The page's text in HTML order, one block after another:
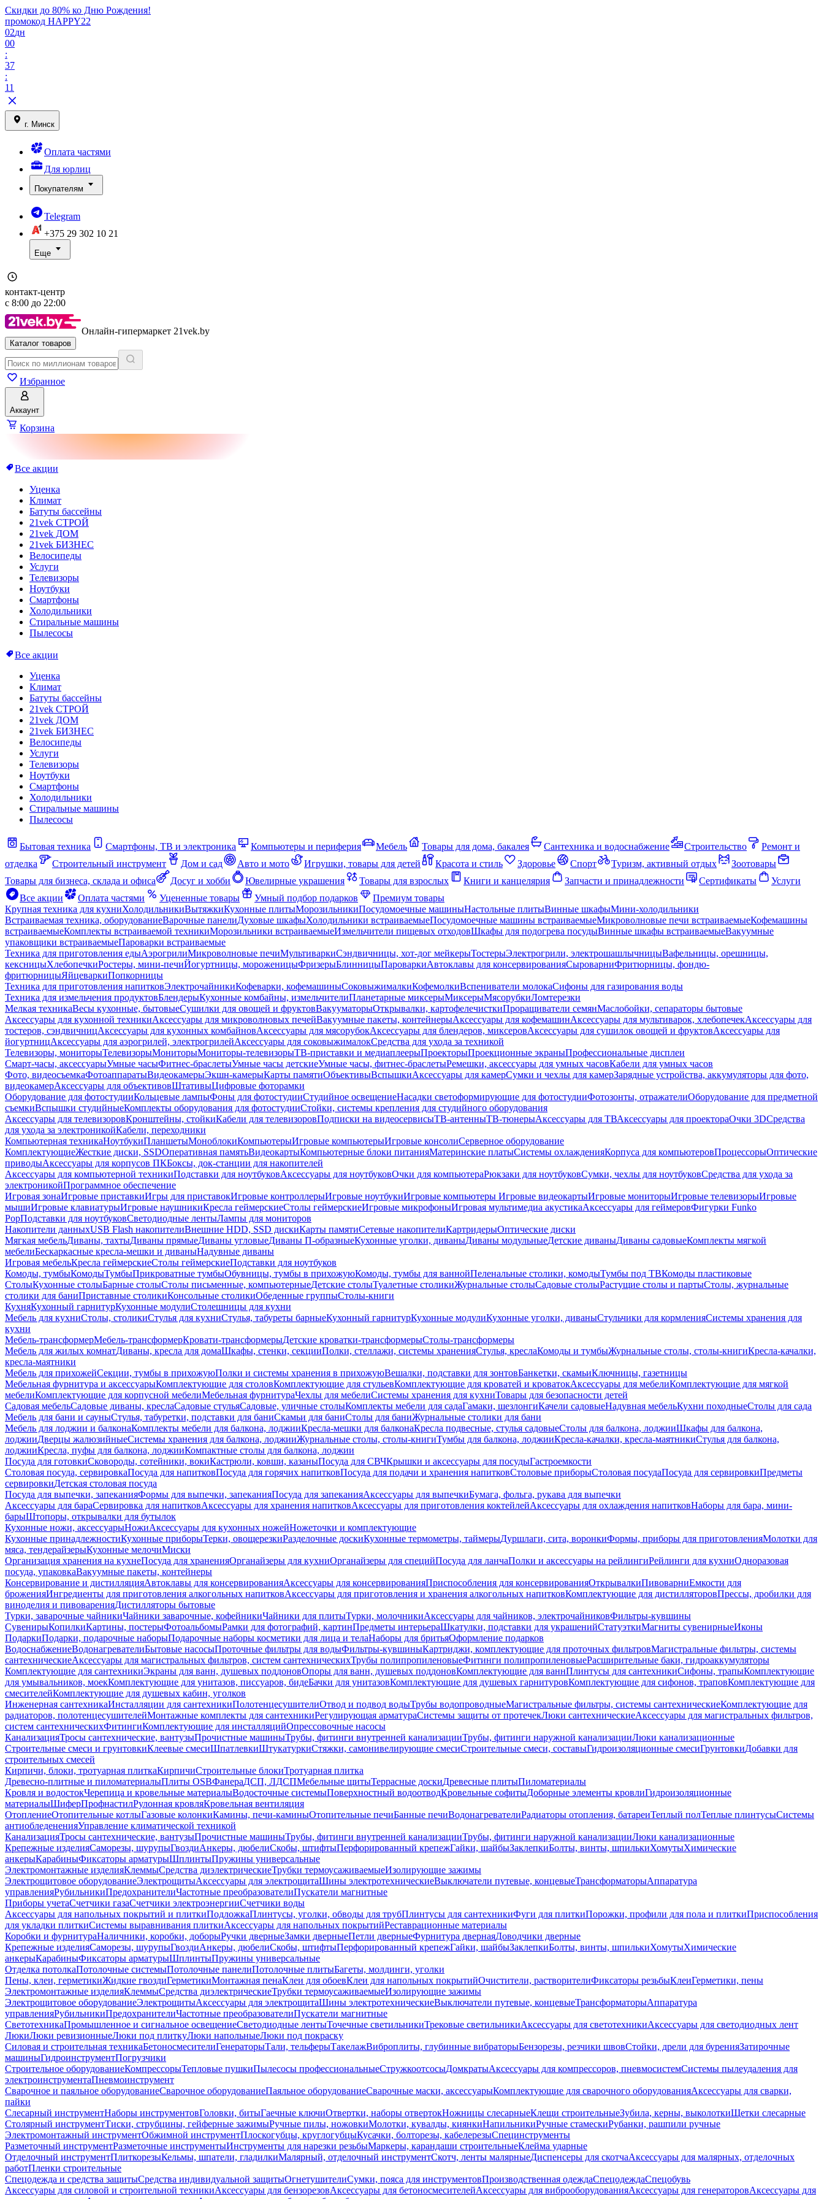
Скидки до 80% ко Дню Рождения!
промокод HAPPY22
02дн
00
:
37
:
11
г. Минск
Оплата частями
Для юрлиц
Покупателям
Telegram
+375 29 302 10 21
Еще
контакт-центр
с 8:00 до 22:00
Онлайн-гипермаркет 21vek.by
Каталог товаров
Избранное
Аккаунт
Корзина
Все акции
Уценка
Климат
Батуты бассейны
21vek СТРОЙ
21vek ДОМ
21vek БИЗНЕС
Велосипеды
Услуги
Телевизоры
Ноутбуки
Смартфоны
Холодильники
Стиральные машины
Пылесосы
Все акции
Уценка
Климат
Батуты бассейны
21vek СТРОЙ
21vek ДОМ
21vek БИЗНЕС
Велосипеды
Услуги
Телевизоры
Ноутбуки
Смартфоны
Холодильники
Стиральные машины
Пылесосы
Бытовая техника Смартфоны, ТВ и электроника Компьютеры и периферия Мебель Товары для дома, бакалея Сантехника и водоснабжение Строительство
Ремонт и
отделка
Строительный инструмент Дом и сад Авто и мото Игрушки, товары для детей Красота и стиль Здоровье Спорт Туризм, активный отдых
Зоотовары
Товары для бизнеса, склада и офиса
Досуг и хобби Ювелирные украшения Товары для взрослых Книги и канцелярия Запчасти и принадлежности Сертификаты
Услуги
Все акции
Оплата частями Уцененные товары Умный подбор подарков
Премиум товары
Крупная техника для кухниХолодильникиВытяжкиКухонные плитыМорозильникиПосудомоечные машиныНастольные плитыВинные шкафыМини-холодильники
Встраиваемая техника, оборудованиеВарочные панелиДуховые шкафыХолодильники встраиваемыеПосудомоечные машины встраиваемыеМикроволновые печи встраиваемыеКофемашины
встраиваемыеКомплекты встраиваемой техникиМорозильники встраиваемыеИзмельчители пищевых отходовШкафы для подогрева посудыВинные шкафы встраиваемыеВакуумные
упаковщики встраиваемыеПароварки встраиваемые
Техника для приготовления едыАэрогрилиМикроволновые печиМультиваркиСэндвичницы, хот-дог мейкерыТостерыЭлектрогрили, электрошашлычницыВафельницы, орешницы,
кексницыХлебопечкиРостеры, мини-печиЙогуртницы, мороженицыФризерыБлинницыПароваркиАвтоклавы для консервированияСыроварниФритюрницы, фондю-
фритюрницыЯйцеваркиПопкорницы
Техника для приготовления напитковЭлектрочайникиКофеварки, кофемашиныСоковыжималкиКофемолкиВспениватели молокаСифоны для газирования воды
Техника для измельчения продуктовБлендерыКухонные комбайны, измельчителиПланетарные миксерыМиксерыМясорубкиЛомтерезки
Мелкая техникаВесы кухонные, бытовыеСушилки для овощей и фруктовВакууматорыОткрывалки, картофелечисткиПроращиватели семянМаслобойки, сепараторы бытовые
Аксессуары для кухонной техникиАксессуары для микроволновых печейВакуумные пакеты, контейнерыАксессуары для кофемашинАксессуары для мультиварок, хлебопечекАксессуары для
тостеров, сэндвичницАксессуары для кухонных комбайновАксессуары для мясорубокАксессуары для блендеров, миксеровАксессуары для сушилок овощей и фруктовАксессуары для
йогуртницАксессуары для аэрогрилей, электрогрилейАксессуары для соковыжималокСредства для ухода за техникой
Телевизоры, мониторыТелевизорыМониторыМониторы-телевизорыТВ-приставки и медиаплеерыПроекторыПроекционные экраныПрофессиональные дисплеи
Смарт-часы, аксессуарыУмные часыФитнес-браслетыУмные часы детскиеУмные часы, фитнес-браслетыРемешки, аксессуары для умных часовКабели для умных часов
Фото, видеосъемкаФотоаппаратыВидеокамерыЭкшн-камерыКарты памятиОбъективыВспышкиАксессуары для камерСумки и чехлы для камерЗарядные устройства, аккумуляторы для фото,
видеокамерАксессуары для объективовШтативыЦифровые фоторамки
Оборудование для фотостудииКольцевые лампыФоны для фотостудииСтудийное освещениеНасадки светоформирующие для фотостудииФотозонты, отражателиОборудование для предметной
съемкиВспышки студийныеКомплекты оборудования для фотостудииСтойки, системы крепления для студийного оборудования
Аксессуары для телевизоровКронштейны, стойкиКабели для телевизоровПодписки на видеосервисыТВ-антенныТВ-тюнерыАксессуары для ТВАксессуары для проектораОчки 3DСредства
для ухода за электроникойКабели, переходники
Компьютерная техникаНоутбукиПланшетыМоноблокиКомпьютерыИгровые компьютерыИгровые консолиСерверное оборудование
КомплектующиеЖесткие диски, SSDОперативная памятьВидеокартыКомпьютерные блоки питанияМатеринские платыСистемы охлажденияКорпуса для компьютеровПроцессорыОптические
приводыАксессуары для корпусов ПКБоксы, док-станции для накопителей
Аксессуары для компьютерной техникиПодставки для ноутбуковАксессуары для ноутбуковОчки для компьютераРюкзаки для ноутбуковСумки, чехлы для ноутбуковСредства для ухода за
электроникойПрограммное обеспечение
Игровая зонаИгровые приставкиИгры для приставокИгровые контроллерыИгровые ноутбукиИгровые компьютеры Игровые видеокартыИгровые мониторыИгровые телевизорыИгровые
мышиИгровые клавиатурыИгровые наушникиКресла геймерскиеСтолы геймерскиеИгровые микрофоныИгровая мультимедиа акустикаАксессуары для геймеровФигурки Funko
PopПодставки для ноутбуковСветодиодные лентыЛампы для мониторов
Накопители данныхUSB Flash накопителиВнешние HDD, SSD дискиКарты памятиСетевые накопителиКартридерыОптические диски
Мягкая мебельДиваны, тахтыДиваны прямыеДиваны угловыеДиваны П-образныеКухонные уголки, диваныДиваны модульныеДетские диваныДиваны садовыеКомплекты мягкой
мебелиБескаркасные кресла-мешки и диваныНадувные диваны
Игровая мебельКресла геймерскиеСтолы геймерскиеПодставки для ноутбуков
Комоды, тумбыКомодыТумбыПрикроватные тумбыОбувницы, тумбы в прихожуюКомоды, тумбы для ваннойПеленальные столики, комодыТумбы под ТВКомоды пластиковые
СтолыКухонные столыБарные столыСтолы письменные, компьютерныеДетские столыТуалетные столикиЖурнальные столыСадовые столыРастущие столы и партыСтолы, журнальные
столики для баниПриставные столикиКонсольные столикиОбеденные группыСтолы-книги
КухняКухонный гарнитурКухонные модулиСтолешницы для кухни
Мебель для кухниСтолы, столикиСтулья для кухниСтулья, табуреты барныеКухонный гарнитурКухонные модулиКухонные уголки, диваныСтульчики для кормленияСистемы хранения для
кухни
Мебель-трансформерМебель-трансформерКровати-трансформерыДетские кроватки-трансформерыСтолы-трансформеры
Мебель для жилых комнатДиваны, кресла для домаШкафы, стенки, секцииПолки, стеллажи, системы храненияСтулья, креслаКомоды и тумбыЖурнальные столы, столы-книгиКресла-качалки,
кресла-маятники
Мебель для прихожейСекции, тумбы в прихожуюПолки и системы хранения в прихожуюВешалки, подставки для зонтовБанкетки, скамьиКлючницы, газетницы
Мебельная фурнитура и аксессуарыКомплектующие для столовКомплектующие для стульевКомплектующие для кроватей и кроватокАксессуары для мебелиКомплектующие для мягкой
мебелиКомплектующие для корпусной мебелиМебельная фурнитураЧехлы для мебелиСистемы хранения для кухниТовары для безопасности детей
Садовая мебельСадовые диваны, креслаСадовые стульяСадовые, уличные столыКомплекты мебели для садаГамаки, шезлонгиКачели садовыеНадувная мебельКухни походныеСтолы для сада
Мебель для бани и сауныСтулья, табуретки, подставки для баниСкамьи для баниСтолы для баниЖурнальные столики для бани
Мебель для лоджии и балконаКомплекты мебели для балкона, лоджииКресла-мешки для балконаКресла подвесные, стулья садовыеСтолы для балкона, лоджииШкафы для балкона,
лоджииДверцы жалюзийныеСистемы хранения для балкона, лоджииЖурнальные столы, столы-книгиТумбы для балкона, лоджииКресла-качалки, кресла-маятникиСтулья для балкона,
лоджииКресла, пуфы для балкона, лоджииКомпактные столы для балкона, лоджии
Посуда для готовкиСковороды, сотейники, вокиКастрюли, ковши, казаныПосуда для СВЧКрышки и аксессуары для посудыГастроемкости
Столовая посуда, сервировкаПосуда для напитковПосуда для горячих напитковПосуда для подачи и хранения напитковСтоловые приборыСтоловая посудаПосуда для сервировкиПредметы
сервировкиДетская столовая посуда
Посуда для выпечки, запеканияФормы для выпечки, запеканияПосуда для запеканияАксессуары для выпечкиБумага, фольга, рукава для выпечки
Аксессуары для бараСервировка для напитковАксессуары для хранения напитковАксессуары для приготовления коктейлейАксессуары для охлаждения напитковНаборы для бара, мини-
барыШтопоры, открывалки для бутылок
Кухонные ножи, аксессуарыНожиАксессуары для кухонных ножейНожеточки и комплектующие
Кухонные принадлежностиКухонные приборыТерки, овощерезкиРазделочные доскиКухонные термометры, таймерыДуршлаги, сита, воронкиФормы, приборы для приготовленияМолотки для
мяса, тендерайзерыКухонные мелочиМиски
Организация хранения на кухнеПосуда для храненияОрганайзеры для кухниОрганайзеры для специйПосуда для ланчаПолки и аксессуары на рейлингиРейлинги для кухниОдноразовая
посуда, упаковкаВакуумные пакеты, контейнеры
Консервирование и дистилляцияАвтоклавы для консервированияАксессуары для консервированияПриспособления для консервированияОткрывалкиПивоварниЕмкости для
броженияИнгредиенты для приготовления алкогольных напитковАксессуары для приготовления и хранения алкогольных напитковКомплектующие для дистилляторовПрессы, дробилки для
виноделия и пивоваренияДистилляторы бытовые
Турки, заварочные чайникиЧайники заварочные, кофейникиЧайники для плитыТурки, молочникиАксессуары для чайников, электрочайниковФильтры-кувшины
СувенирыКопилкиКартины, постерыФотоальбомыРамки для фотографий, картинПредметы интерьераШкатулки, подставки для украшенийСтатуэткиМагниты сувенирныеИконы
ПодаркиПодарки, подарочные наборыПодарочные наборы косметики для лица и телаНаборы для бритьяОформление подарков
ВодоснабжениеВодонагревателиБытовые насосыПроточные фильтры для водыФильтры-кувшиныКартриджи, комплектующие для проточных фильтровМагистральные фильтры, системы
сантехническиеАксессуары для магистральных фильтров, систем сантехническихТрубы полипропиленовыеФитинги полипропиленовыеРасширительные баки, гидроаккумуляторы
Комплектующие для сантехникиЭкраны для ванн, душевых поддоновОпоры для ванн, душевых поддоновКомплектующие для ваннПлинтусы для сантехникиСифоны, трапыКомплектующие
для умывальников, моекКомплектующие для унитазов, писсуаров, бидеБачки для унитазовКомплектующие для душевых гарнитуровКомплектующие для сифонов, траповКомплектующие для
смесителейКомплектующие для душевых кабин, уголков
Инженерная сантехникаИнсталляции для сантехникиПолотенцесушителиОтвод и подвод водыТрубы водопроводныеМагистральные фильтры, системы сантехническиеКомплектующие для
радиаторов, полотенцесушителейМонтажные комплекты для сантехникиРегулирующая арматураСистемы защиты от протечекЛюки сантехническиеАксессуары для магистральных фильтров,
систем сантехническихФитингиКомплектующие для инсталляцийОпрессовочные насосы
КанализацияТросы сантехнические, вантузыПрочистные машиныТрубы, фитинги внутренней канализацииТрубы, фитинги наружной канализацииЛюки канализационные
Строительные смеси и грунтовкиКлеевые смесиШпатлевкиШтукатуркиСтяжки, самонивелирующие смесиСтроительные смеси, составыГидроизоляционные смесиГрунтовкиДобавки для
строительных смесей
Кирпичи, блоки, тротуарная плиткаКирпичиСтроительные блокиТротуарная плитка
Древесно-плитные и пиломатериалыПлиты OSBФанераДСП, ЛДСПМебельные щитыТеррасные доскиДревесные плитыПиломатериалы
Кровля и водостокЧерепица и кровельные материалыВодосточные системыПоверхностный водоотводКровельные софитыДоборные элементы кровлиГидроизоляционные
материалыШиферПрофнастилРулонная кровляКровельная вентиляция
ОтоплениеОтопительные котлыГазовые колонкиКамины, печи-каминыОтопительные печиБанные печиВодонагревателиРадиаторы отопления, батареиТеплый полТеплые плинтусыСистемы
антиобледененияУправление климатической техникой
КанализацияТросы сантехнические, вантузыПрочистные машиныТрубы, фитинги внутренней канализацииТрубы, фитинги наружной канализацииЛюки канализационные
Крепежные изделияСаморезы, шурупыГвоздиАнкеры, дюбелиСкобы, штифтыПерфорированный крепежГайки, шайбыЗаклепкиБолты, винты, шпилькиХомутыХимические
анкерыКарабиныФиксаторы арматурыШплинтыПружины универсальные
Электромонтажные изделияКлеммыСредства диэлектрическиеТрубки термоусаживаемыеИзолирующие зажимы
Электрощитовое оборудованиеЭлектрощитыАксессуары для электрощитаШины электротехническиеВыключатели путевые, концевыеТрансформаторыАппаратура
управленияРубильникиПредохранителиЧастотные преобразователиПускатели магнитные
Приборы учетаСчетчики газаСчетчики электроэнергииСчетчики воды
Аксессуары для напольных покрытий и плиткиПодложкаПлинтусы, уголки, обводы для трубПлинтусы для сантехникиФуги для плиткиПорожки, профили для пола и плиткиПриспособления
для укладки плиткиСистемы выравнивания плиткиАксессуары для напольных покрытийРеставрационные материалы
Коробки и фурнитураНаличники, коробки, доборыРучки дверныеЗамки дверныеПетли дверныеФурнитура двернаяДоводчики дверные
Крепежные изделияСаморезы, шурупыГвоздиАнкеры, дюбелиСкобы, штифтыПерфорированный крепежГайки, шайбыЗаклепкиБолты, винты, шпилькиХомутыХимические
анкерыКарабиныФиксаторы арматурыШплинтыПружины универсальные
Отделка потолкаПотолочные системыПотолочные панелиПотолочные плитыБагеты, молдинги, уголки
Пены, клеи, герметикиЖидкие гвоздиГерметикиМонтажная пенаКлеи для обоевКлеи для напольных покрытийОчистители, растворителиФиксаторы резьбыКлеиГерметики, пены
Электромонтажные изделияКлеммыСредства диэлектрическиеТрубки термоусаживаемыеИзолирующие зажимы
Электрощитовое оборудованиеЭлектрощитыАксессуары для электрощитаШины электротехническиеВыключатели путевые, концевыеТрансформаторыАппаратура
управленияРубильникиПредохранителиЧастотные преобразователиПускатели магнитные
СветотехникаПромышленное и сигнальное освещениеСветодиодные лентыТочечные светильникиТрековые светильникиАксессуары для светотехникиАксессуары для светодиодных лент
ЛюкиЛюки ревизионныеЛюки под плиткуЛюки напольныеЛюки под покраску
Силовая и строительная техникаБетоносмесителиГенераторыТали, тельферыТакелажВиброплиты, глубинные вибраторыБензорезы, резчики швовСтойки, дрели для буренияЗатирочные
машиныГидроинструментПогрузчики
Строительное оборудованиеКомпрессорыТепловые пушкиПылесосы профессиональныеСтружкоотсосыДомкратыАксессуары для компрессоров, пневмосистемСистемы пылеудаления для
электроинструментаПневмоинструмент
Сварочное и паяльное оборудованиеСварочное оборудованиеПаяльное оборудованиеСварочные маски, аксессуарыКомплектующие для сварочного оборудованияАксессуары для сварки,
пайки
Слесарный инструментНаборы инструментовГоловки, битыГаечные ключиОтвертки, наборы отвертокНожницы слесарныеКлещи строительныеЗубила, керны, выколоткиЩетки слесарные
Столярный инструментТиски, струбцины, гейферные зажимыРучные пилы, ножовкиМолотки, кувалды, киянкиНапильникиРучные стамескиРубанки, рашпили ручные
Электромонтажный инструментОбжимной инструментПлоскогубцы, круглогубцыКусачки, болторезы, кабелерезыСпецинструменты
Разметочный инструментРазметочные инструментыИнструменты для нарезки резьбыМаркеры, карандаши строительныеКлейма ударные
Отделочный инструментПлиткорезыКельмы, шпатели, гладилкиМалярный, отделочный инструментСкотч, ленты малярныеДиспенсеры для скотчаАксессуары для малярных, отделочных
работПленки строительные
Спецодежда и средства защитыСредства индивидуальной защитыОгнетушителиСумки, пояса для инструментовПроизводственная одеждаСпецодеждаСпецобувь
Аксессуары для силовой и строительной техникиАксессуары для бензорезовАксессуары для бетоносмесителейАксессуары для виброоборудованияАксессуары для генераторовАксессуары для